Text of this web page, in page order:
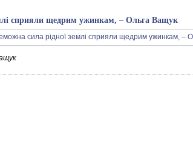
сприяли щедрим ужинкам, – Ольга Ващук